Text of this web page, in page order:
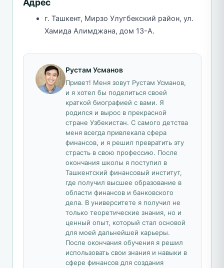
Адрес
г. Ташкент, Мирзо Улугбекский район, ул.
Хамида Алимджана, дом 13-А.
Рустам Усманов
Привет! Меня зовут Рустам Усманов,
и я хотел бы поделиться своей
краткой биографией с вами. Я
родился и вырос в прекрасной
стране Узбекистан. С самого детства
меня всегда привлекала сфера
финансов, и я решил превратить эту
страсть в свою профессию. После
окончания школы я поступил в
Ташкентский финансовый институт,
где получил высшее образование в
области финансов и банковского
дела. В университете я получил не
только теоретические знания, но и
ценный опыт, который стал основой
для моей дальнейшей карьеры.
После окончания обучения я решил
использовать свои знания и навыки в
сфере финансов для создания